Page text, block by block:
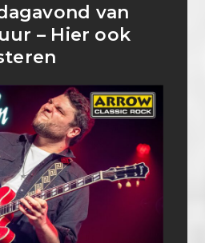
van
– Hier ook